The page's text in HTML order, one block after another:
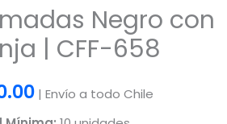
Negro con
| CFF-658
| Envío a todo Chile